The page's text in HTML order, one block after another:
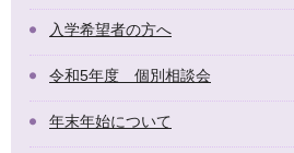
入学希望者の方へ
令和5年度 個別相談会
年末年始について